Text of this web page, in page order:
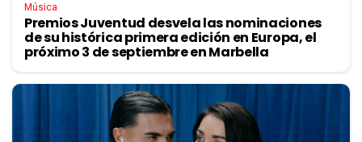
Música
Premios Juventud desvela las nominaciones
de su histórica primera edición en Europa, el
próximo 3 de septiembre en Marbella